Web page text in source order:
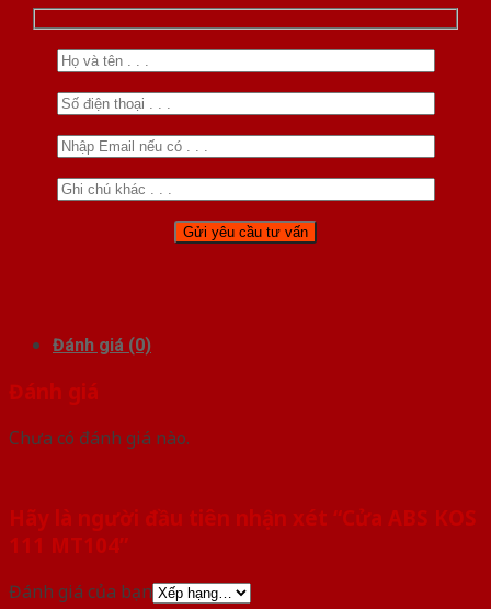
Đánh giá (0)
Đánh giá
Chưa có đánh giá nào.
Hãy là người đầu tiên nhận xét “Cửa ABS KOS
111 MT104”
Đánh giá của bạn